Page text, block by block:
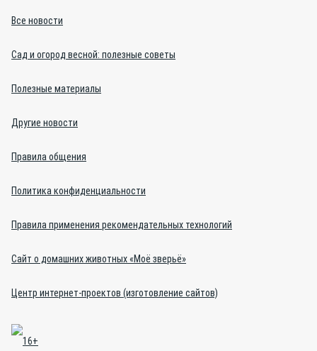
Все новости
Сад и огород весной: полезные советы
Полезные материалы
Другие новости
Правила общения
Политика конфиденциальности
Правила применения рекомендательных технологий
Сайт о домашних животных «Моё зверьё»
Центр интернет-проектов (изготовление сайтов)